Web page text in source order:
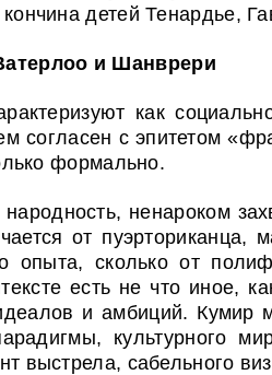
детей Тенардье,
и Шанврери
как
согласен с эпитетом
формально.
ненароком
от
опыта, сколько от
есть не что иное,
и амбиций.
культурного
выстрела, сабельного